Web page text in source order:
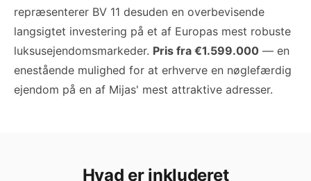
repræsenterer BV 11 desuden en overbevisende
langsigtet investering på et af Europas mest robuste
luksusejendomsmarkeder. Pris fra €1.599.000 — en
enestående mulighed for at erhverve en nøglefærdig
ejendom på en af Mijas' mest attraktive adresser.
Hvad er inkluderet